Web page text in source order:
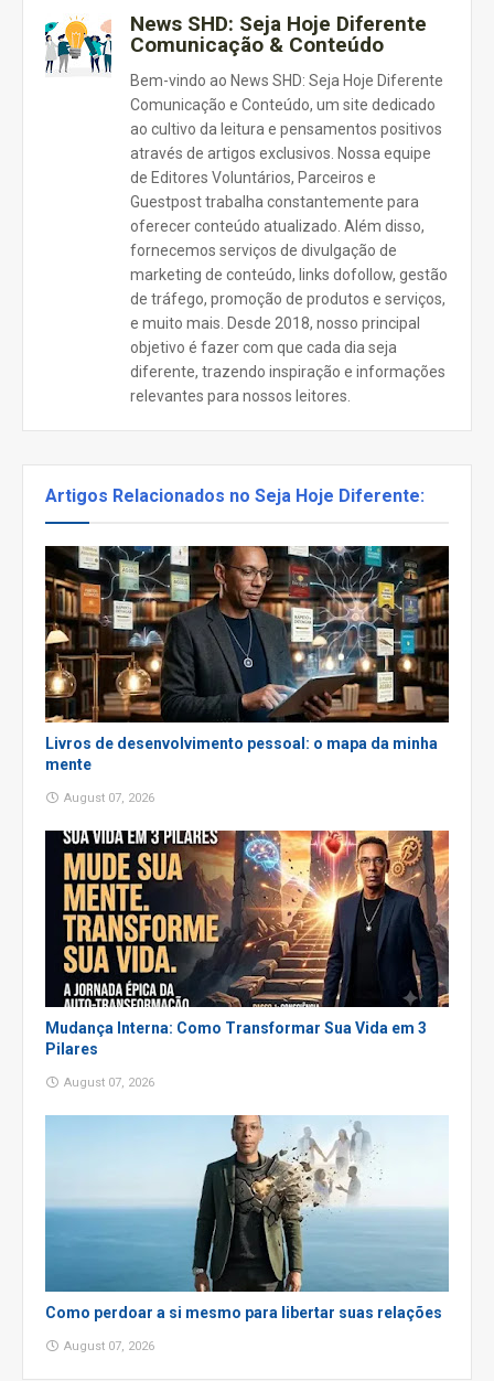
News SHD: Seja Hoje Diferente
Comunicação & Conteúdo
Bem-vindo ao News SHD: Seja Hoje Diferente
Comunicação e Conteúdo, um site dedicado
ao cultivo da leitura e pensamentos positivos
através de artigos exclusivos. Nossa equipe
de Editores Voluntários, Parceiros e
Guestpost trabalha constantemente para
oferecer conteúdo atualizado. Além disso,
fornecemos serviços de divulgação de
marketing de conteúdo, links dofollow, gestão
de tráfego, promoção de produtos e serviços,
e muito mais. Desde 2018, nosso principal
objetivo é fazer com que cada dia seja
diferente, trazendo inspiração e informações
relevantes para nossos leitores.
Artigos Relacionados no Seja Hoje Diferente:
Livros de desenvolvimento pessoal: o mapa da minha
mente
August 07, 2026
Mudança Interna: Como Transformar Sua Vida em 3
Pilares
August 07, 2026
Como perdoar a si mesmo para libertar suas relações
August 07, 2026